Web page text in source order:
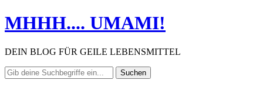
MHHH.... UMAMI!
DEIN BLOG FÜR GEILE LEBENSMITTEL